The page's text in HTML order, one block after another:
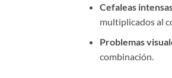
Cefaleas
multiplicados al
Problemas
combinación.